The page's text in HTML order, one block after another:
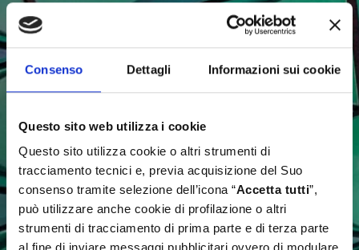
Consenso Dettagli Informazioni sui cookie
Questo sito web utilizza i cookie
Questo sito utilizza cookie o altri strumenti di
tracciamento tecnici e, previa acquisizione del Suo
consenso tramite selezione dell’icona “Accetta tutti”,
può utilizzare anche cookie di profilazione o altri
strumenti di tracciamento di prima parte e di terza parte